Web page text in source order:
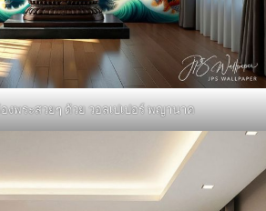
งพระสวยๆ ด้วย วอลเปเปอร์ พญานาค